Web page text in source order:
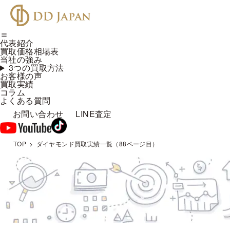
代表紹介
買取価格相場表
当社の強み
3つの買取方法
お客様の声
買取実績
コラム
よくある質問
お問い合わせ
LINE査定
TOP ダイヤモンド買取実績一覧（88ページ目）